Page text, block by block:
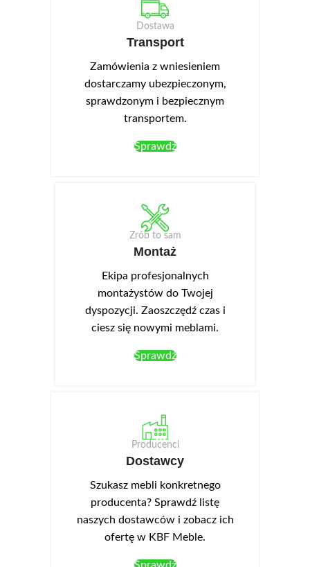
Dostawa
Transport
Zamówienia z wniesieniem
dostarczamy ubezpieczonym,
sprawdzonym i bezpiecznym
transportem.
Sprawdź
Zrób to sam
Montaż
Ekipa profesjonalnych
montażystów do Twojej
dyspozycji. Zaoszczędź czas i
ciesz się nowymi meblami.
Sprawdź
Producenci
Dostawcy
Szukasz mebli konkretnego
producenta? Sprawdź listę
naszych dostawców i zobacz ich
ofertę w KBF Meble.
Sprawdź